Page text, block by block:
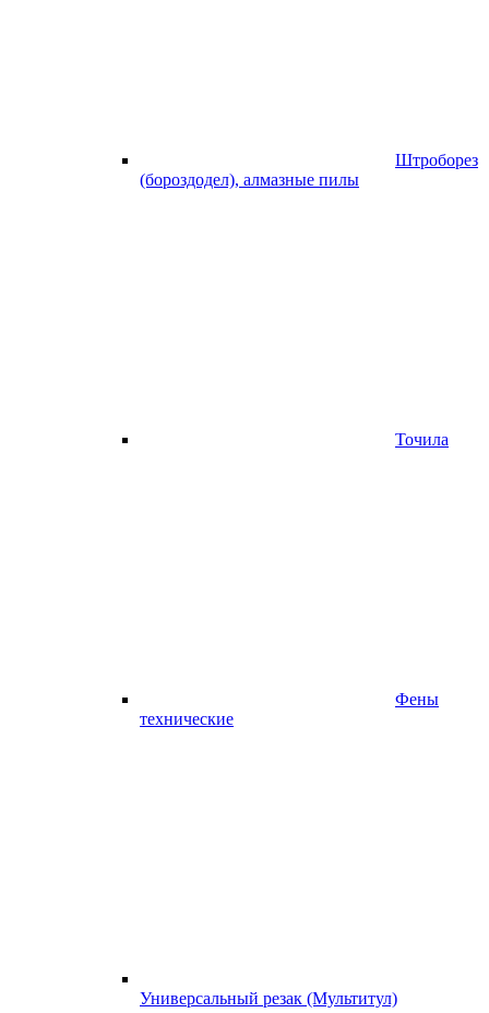
Штроборез
(бороздодел), алмазные пилы
Точила
Фены
технические
Универсальный резак (Мультитул)